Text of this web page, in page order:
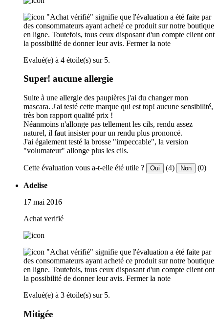
"Achat vérifié" signifie que l'évaluation a été faite par
des consommateurs ayant acheté ce produit sur notre boutique
en ligne. Toutefois, tous ceux disposant d'un compte client ont
la possibilité de donner leur avis. Fermer la note
Evalué(e) à 4 étoile(s) sur 5.
Super! aucune allergie
Suite à une allergie des paupières j'ai du changer mon
mascara. J'ai testé cette marque qui est top! aucune sensibilité,
très bon rapport qualité prix !
Néanmoins n'allonge pas tellement les cils, rendu assez
naturel, il faut insister pour un rendu plus prononcé.
J'ai également testé la brosse "impeccable", la version
"volumateur" allonge plus les cils.
Cette évaluation vous a-t-elle été utile ? Oui (4) Non (0)
Adelise
17 mai 2016
Achat verifié
"Achat vérifié" signifie que l'évaluation a été faite par
des consommateurs ayant acheté ce produit sur notre boutique
en ligne. Toutefois, tous ceux disposant d'un compte client ont
la possibilité de donner leur avis. Fermer la note
Evalué(e) à 3 étoile(s) sur 5.
Mitigée